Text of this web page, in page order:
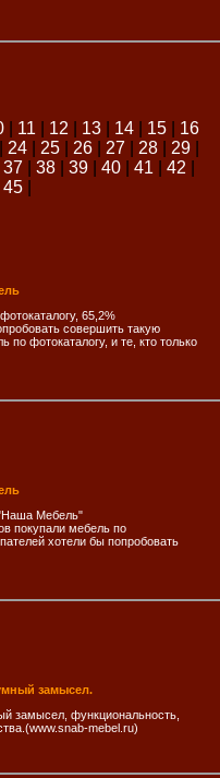
| 11 12 13| 14| 15| 16
24| 25| 26| 27| 28| 29|
37| 38| 39| 40| 41 42
45|
65,2%
совершить такую
по фотокаталогу, и те, кто только
Мебель"
покупали мебель по
хотели бы попробовать
замысел.
замысел, функциональность,
mebel.ru)